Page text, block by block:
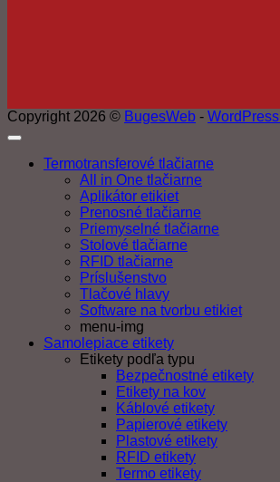
Copyright 2026 © BugesWeb -
Termotransferové tlačiarne
All in One tlačiarne
Aplikátor etikiet
Prenosné tlačiarne
Priemyselné tlačiarne
Stolové tlačiarne
RFID tlačiarne
Príslušenstvo
Tlačové hlavy
Software na tvorbu etikiet
menu-img
Samolepiace etikety
Etikety podľa typu
Bezpečnostné etikety
Etikety na kov
Káblové etikety
Papierové etikety
Plastové etikety
RFID etikety
Termo etikety